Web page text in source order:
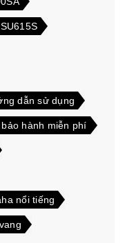
SU615S
dẫn sử dụng
hành miễn phí
nổi tiếng